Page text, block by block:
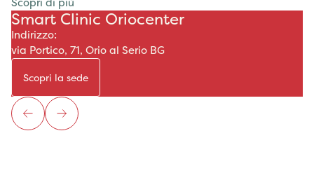
Scopri di più
Smart Clinic Oriocenter
Indirizzo:
via Portico, 71, Orio al Serio BG
Scopri la sede